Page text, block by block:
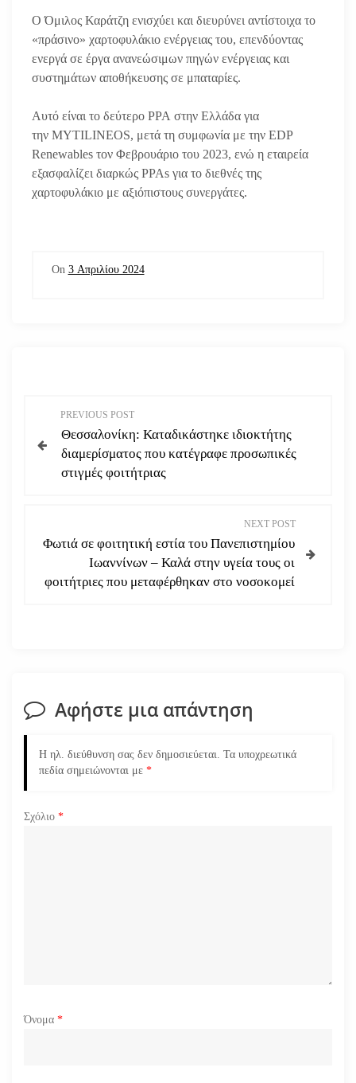
Ο Όμιλος Καράτζη ενισχύει και διευρύνει αντίστοιχα το
«πράσινο» χαρτοφυλάκιο ενέργειας του, επενδύοντας
ενεργά σε έργα ανανεώσιμων πηγών ενέργειας και
συστημάτων αποθήκευσης σε μπαταρίες.
Αυτό είναι το δεύτερο PPA στην Ελλάδα για
την MYTILINEOS, μετά τη συμφωνία με την EDP
Renewables τον Φεβρουάριο του 2023, ενώ η εταιρεία
εξασφαλίζει διαρκώς PPAs για το διεθνές της
χαρτοφυλάκιο με αξιόπιστους συνεργάτες.
On 3 Απριλίου 2024
λ
ά
ρ
ρ
PREVIOUS POST
Θεσσαλονίκη: Καταδικάστηκε ιδιοκτήτης
διαμερίσματος που κατέγραφε προσωπικές
στιγμές φοιτήτριας
NEXT POST
Φωτιά σε φοιτητική εστία του Πανεπιστημίου
Ιωαννίνων – Καλά στην υγεία τους οι
φοιτήτριες που μεταφέρθηκαν στο νοσοκομεί
Αφήστε μια απάντηση
Η ηλ. διεύθυνση σας δεν δημοσιεύεται. Τα υποχρεωτικά
πεδία σημειώνονται με *
Σχόλιο *
Όνομα *